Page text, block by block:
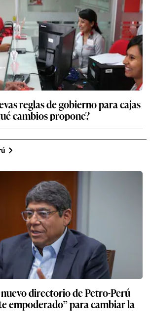
reglas de gobierno para cajas
cambios propone?
directorio de Petro-Perú
empoderado” para cambiar la